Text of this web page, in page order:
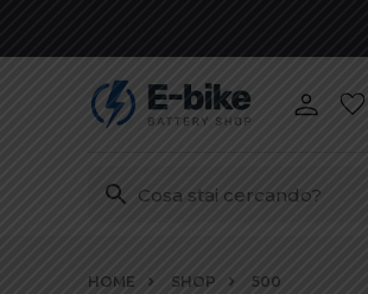
HOME SHOP 500